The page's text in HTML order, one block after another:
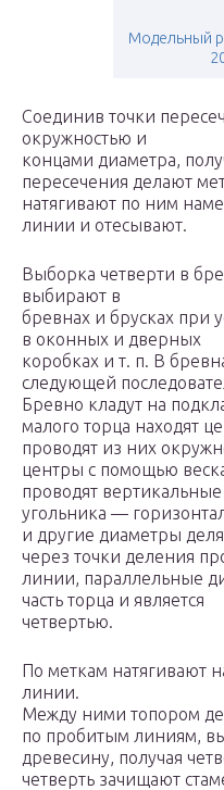
Модельный
Соединив точки
окружностью и
концами диаметра,
пересечения делают
натягивают по ним
линии и отесывают.
Выборка четверти в
выбирают в
бревнах и брусках при
в оконных и дверных
коробках и т. п. В
следующей
Бревно кладут на
малого торца находят
проводят из них
центры с помощью
проводят
угольника —
и другие диаметры
через точки деления
линии, параллельные
часть торца и является
четвертью.
По меткам натягивают
линии.
Между ними топором
по пробитым линиям,
древесину, получая
четверть зачищают